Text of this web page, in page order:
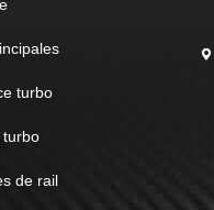
turbo
turbo
de rail